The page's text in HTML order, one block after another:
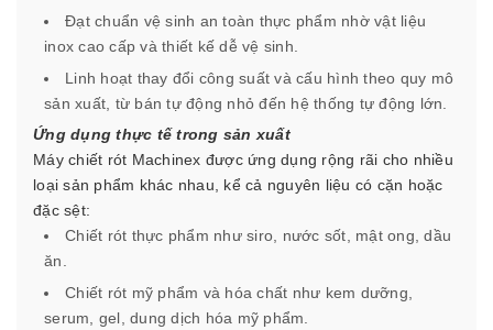
Đạt chuẩn vệ sinh an toàn thực phẩm nhờ vật liệu
inox cao cấp và thiết kế dễ vệ sinh.
Linh hoạt thay đổi công suất và cấu hình theo quy mô
sản xuất, từ bán tự động nhỏ đến hệ thống tự động lớn.
Ứng dụng thực tế trong sản xuất
Máy chiết rót Machinex được ứng dụng rộng rãi cho nhiều
loại sản phẩm khác nhau, kể cả nguyên liệu có cặn hoặc
đặc sệt:
Chiết rót thực phẩm như siro, nước sốt, mật ong, dầu
ăn.
Chiết rót mỹ phẩm và hóa chất như kem dưỡng,
serum, gel, dung dịch hóa mỹ phẩm.